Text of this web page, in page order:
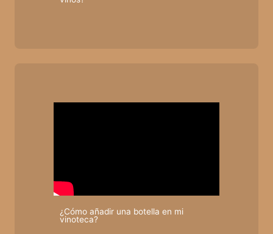
¿Cómo añadir una botella en mi
vinoteca?